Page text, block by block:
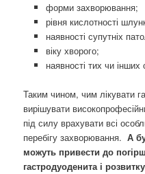
форми захворювання;
рівня кислотності
наявності супутніх
віку хворого;
наявності тих чи
Таким чином, чим лікувати
вирішувати
під силу врахувати всі
перебігу захворювання. А
можуть привести до
гастродуоденита і